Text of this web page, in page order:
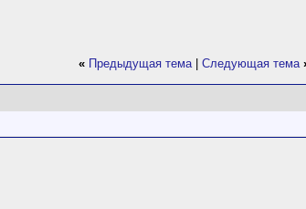
« Предыдущая тема| Следующая тема